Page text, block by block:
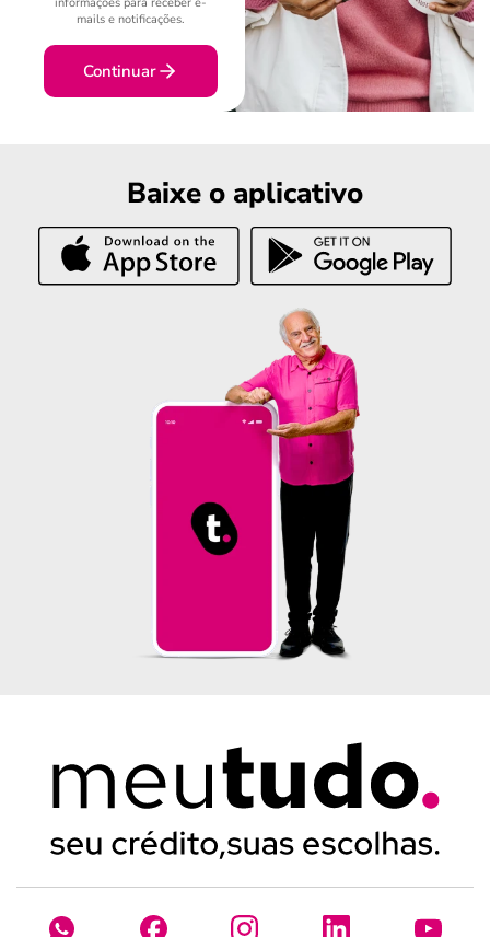
mails e notificações.
Continuar
Baixe o aplicativo